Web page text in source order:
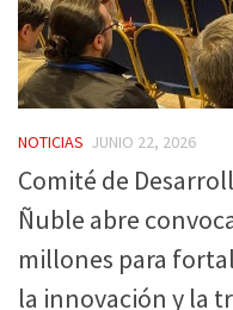
NOTICIAS JUNIO 22, 2026
Comité de
Ñuble abre
millones para
la innovación y la